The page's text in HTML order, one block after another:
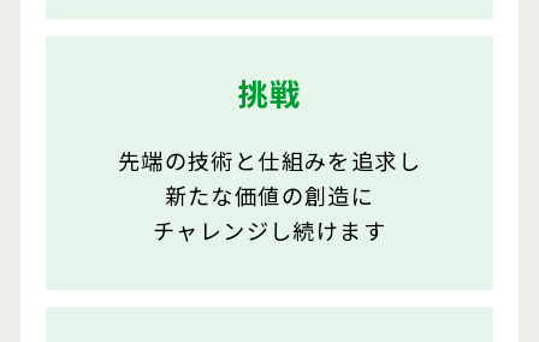
挑戦
先端の技術と仕組みを追求し
新たな価値の創造に
チャレンジし続けます